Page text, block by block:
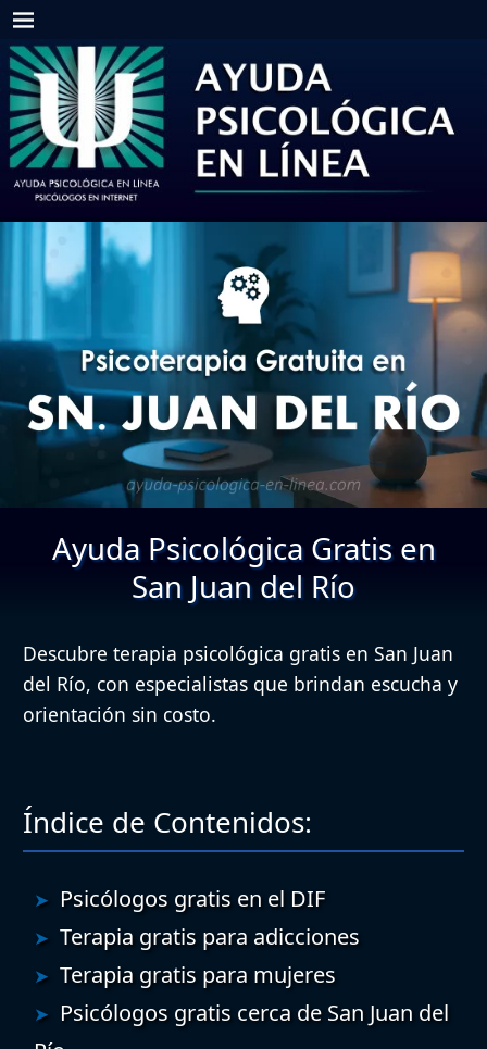
Ayuda Psicológica Gratis en
San Juan del Río
Descubre terapia psicológica gratis en San Juan
del Río, con especialistas que brindan escucha y
orientación sin costo.
Índice de Contenidos:
Psicólogos gratis en el DIF
Terapia gratis para adicciones
Terapia gratis para mujeres
Psicólogos gratis cerca de San Juan del